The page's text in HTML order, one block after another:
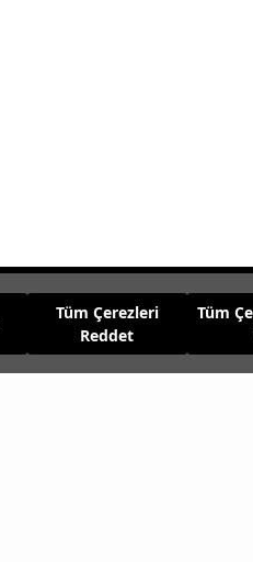
Tüm Çerezleri
Reddet
Tüm